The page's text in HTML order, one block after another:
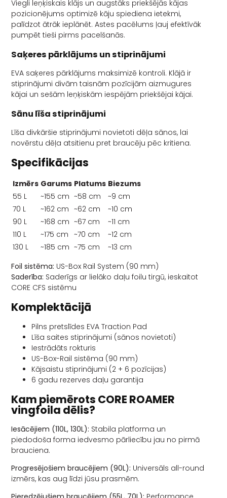
Viegli leņķiskais klājs un augstāks priekšējās kājas
pozicionējums optimizē kāju spiediena ietekmi,
palīdzot ātrāk ieplānēt. Astes pacēlums ļauj efektīvāk
pumpēt tieši pirms pacelšanās.
Saķeres pārklājums un stiprinājumi
EVA saķeres pārklājums maksimizē kontroli. Klājā ir
stiprinājumi divām taisnām pozīcijām aizmugures
kājai un sešām leņķiskām iespējām priekšējai kājai.
Sānu līša stiprinājumi
Līša divkāršie stiprinājumi novietoti dēļa sānos, lai
novērstu dēļa atsitienu pret braucēju pēc kritiena.
Specifikācijas
Izmērs Garums Platums Biezums
55 L
~155 cm ~58 cm
~9 cm
70 L
~162 cm ~62 cm
~10 cm
90 L
~168 cm ~67 cm
~11 cm
110 L
~175 cm ~70 cm
~12 cm
130 L
~185 cm ~75 cm
~13 cm
Foil sistēma: US-Box Rail System (90 mm)
Saderība: Saderīgs ar lielāko daļu foilu tirgū, ieskaitot
CORE CFS sistēmu
Komplektācijā
Pilns pretslīdes EVA Traction Pad
Līša saites stiprinājumi (sānos novietoti)
Iestrādāts rokturis
US-Box-Rail sistēma (90 mm)
Kājsaistu stiprinājumi (2 + 6 pozīcijas)
6 gadu rezerves daļu garantija
Kam piemērots CORE ROAMER
vingfoila dēlis?
Iesācējiem (110L, 130L): Stabila platforma un
piedodoša forma iedvesmo pārliecību jau no pirmā
brauciena.
Progresējošiem braucējiem (90L): Universāls all-round
izmērs, kas aug līdzi jūsu prasmēm.